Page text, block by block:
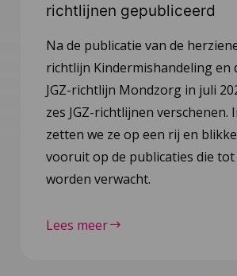
richtlijnen gepubliceerd
Na de publicatie van de
richtlijn Kindermishandeling en
JGZ-richtlijn Mondzorg in juli
zes JGZ-richtlijnen verschenen.
zetten we ze op een rij en
vooruit op de publicaties die tot
worden verwacht.
Lees meer